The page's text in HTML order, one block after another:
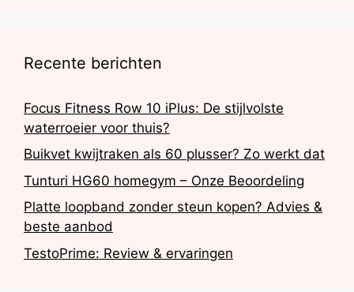
Recente berichten
Focus Fitness Row 10 iPlus: De stijlvolste
waterroeier voor thuis?
Buikvet kwijtraken als 60 plusser? Zo werkt dat
Tunturi HG60 homegym – Onze Beoordeling
Platte loopband zonder steun kopen? Advies &
beste aanbod
TestoPrime: Review & ervaringen